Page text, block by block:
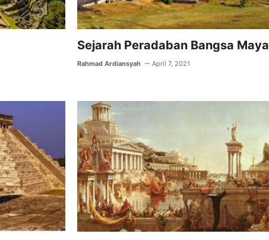
Sejarah Peradaban Bangsa Maya
Rahmad Ardiansyah April 7, 2021